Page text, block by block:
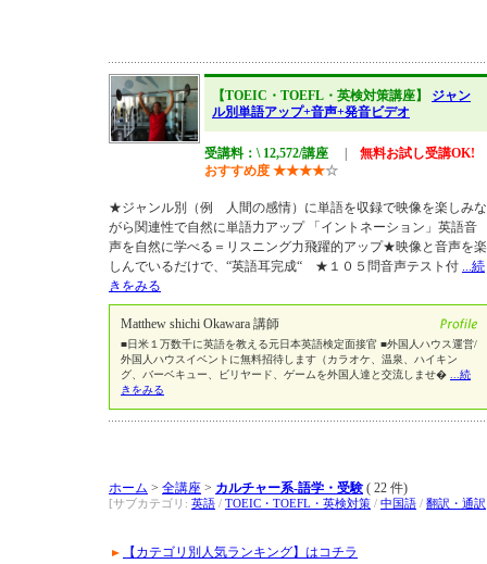
【TOEIC・TOEFL・英検対策講座】 ジャン
ル別単語アップ+音声+発音ビデオ
受講料：\ 12,572/講座
無料お試し受講OK!
おすすめ度 ★★★★☆
★ジャンル別（例 人間の感情）に単語を収録で映像を楽しみな
がら関連性で自然に単語力アップ 「イントネーション」英語音
声を自然に学べる＝リスニング力飛躍的アップ★映像と音声を楽
しんでいるだけで、“英語耳完成“ ★１０５問音声テスト付 ...続
きをみる
Matthew shichi Okawara 講師
■日米１万数千に英語を教える元日本英語検定面接官 ■外国人ハウス運営/
外国人ハウスイベントに無料招待します（カラオケ、温泉、ハイキン
グ、バーベキュー、ビリヤード、ゲームを外国人達と交流しませ�
...続
きをみる
ホーム > 全講座 > カルチャー系-語学・受験 ( 22 件)
[サブカテゴリ: 英語 / TOEIC・TOEFL・英検対策 / 中国語 / 翻訳・通訳
【カテゴリ別人気ランキング】はコチラ